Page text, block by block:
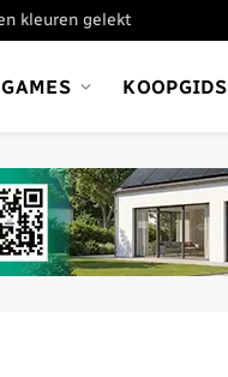
kleuren gelekt
KOOPGIDS